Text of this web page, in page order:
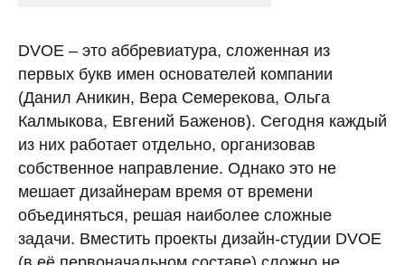
DVOE – это аббревиатура, сложенная из
первых букв имен основателей компании
(Данил Аникин, Вера Семерекова, Ольга
Калмыкова, Евгений Баженов). Сегодня каждый
из них работает отдельно, организовав
собственное направление. Однако это не
мешает дизайнерам время от времени
объединяться, решая наиболее сложные
задачи. Вместить проекты дизайн-студии DVOE